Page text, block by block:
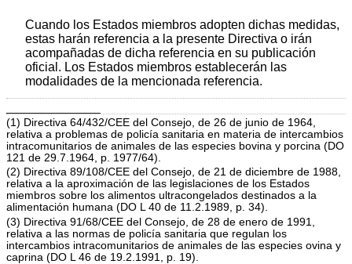
Cuando los Estados miembros adopten dichas medidas,
estas harán referencia a la presente Directiva o irán
acompañadas de dicha referencia en su publicación
oficial. Los Estados miembros establecerán las
modalidades de la mencionada referencia.
(1) Directiva 64/432/CEE del Consejo, de 26 de junio de 1964,
relativa a problemas de policía sanitaria en materia de intercambios
intracomunitarios de animales de las especies bovina y porcina (DO
121 de 29.7.1964, p. 1977/64).
(2) Directiva 89/108/CEE del Consejo, de 21 de diciembre de 1988,
relativa a la aproximación de las legislaciones de los Estados
miembros sobre los alimentos ultracongelados destinados a la
alimentación humana (DO L 40 de 11.2.1989, p. 34).
(3) Directiva 91/68/CEE del Consejo, de 28 de enero de 1991,
relativa a las normas de policía sanitaria que regulan los
intercambios intracomunitarios de animales de las especies ovina y
caprina (DO L 46 de 19.2.1991, p. 19).